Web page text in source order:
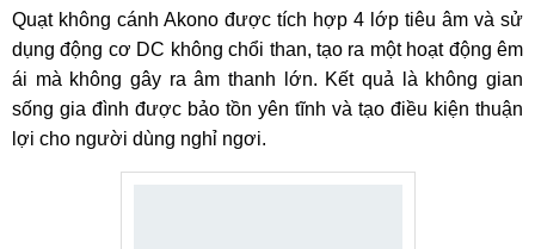
Quạt không cánh Akono được tích hợp 4 lớp tiêu âm và sử
dụng động cơ DC không chổi than, tạo ra một hoạt động êm
ái mà không gây ra âm thanh lớn. Kết quả là không gian
sống gia đình được bảo tồn yên tĩnh và tạo điều kiện thuận
lợi cho người dùng nghỉ ngơi.